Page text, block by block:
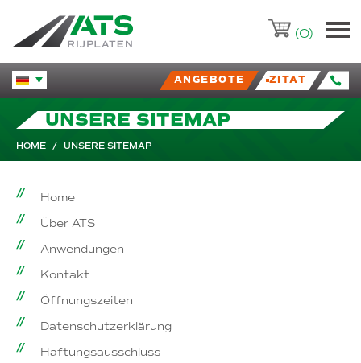
ATS-Trading.nl
(0)
Huidige taal veranderen.ANGEBOTE ZITAT
UNSERE SITEMAP
HOME / UNSERE SITEMAP
Home
Über ATS
Anwendungen
Kontakt
Öffnungszeiten
Datenschutzerklärung
Haftungsausschluss